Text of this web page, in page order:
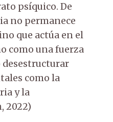
psíquico. De
no permanece
que actúa en el
como una fuerza
desestructurar
como la
y la
2022)